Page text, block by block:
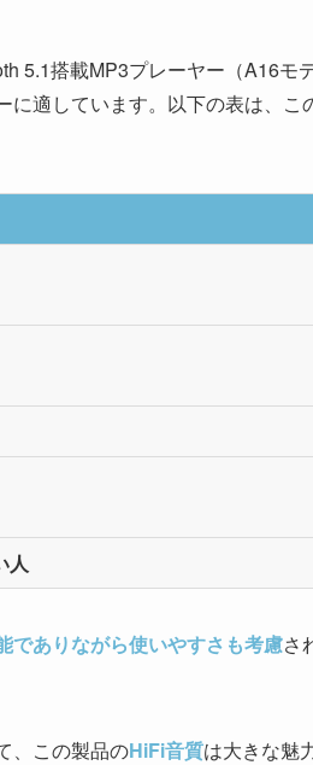
5.1搭載MP3プレーヤー（A16モデ
に適しています。以下の表は、
人
でありながら使いやすさも考慮さ
、この製品のHiFi音質は大きな魅